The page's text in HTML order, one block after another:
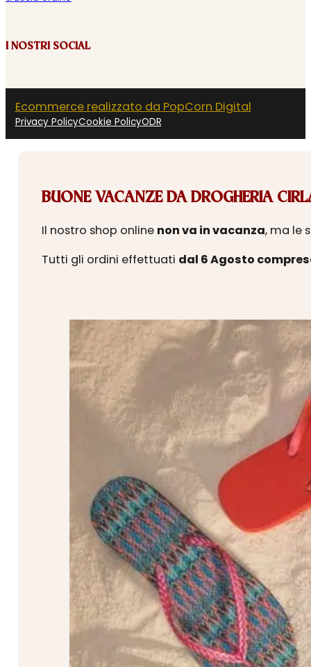
I NOSTRI SOCIAL
Ecommerce realizzato da PopCorn Digital
Privacy PolicyCookie PolicyODR
BUONE VACANZE DA DROGHERIA
Il nostro shop online non va in vacanza, ma le
Tutti gli ordini effettuati dal 6 Agosto